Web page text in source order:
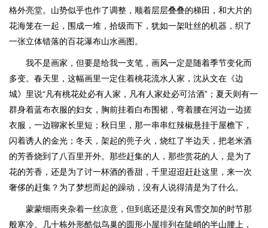
格外亮堂。山势似乎也作了调整，顺着层层叠叠的梯田，和大片的
花海笼在一起，围成一堆，拾级而下，犹如一架吐丝的机器，织了
一张立体错落的百花瀑布山水画图。
我不是画家，但要是给我一支笔，画风一定是随着季节变化而
多变。春天里，这幅画里一定住着桃花流水人家，沈从文在《边
城》里说“凡有桃花处必有人家，凡有人家处必可沽酒”；夏天则有一
群身着蓝布衣服的妇女，胸前挂着白布围裙，弯着腰在河边一边搓
衣服，一边聊家长里短；秋日里，那一串串红辣椒悬挂于屋檐下，
闪着诱人的金光；冬天，架起的蔸子火，烧红了半边天，把老米酒
的芳香烧到了八百里开外。那些赶集的人，那些赏花的人，是为了
花的芳香，还是为了讨一杯酒的香甜，千里迢迢赶赴这里，来一次
奢侈的赶集？为了梦想而起的躁动，没有人说得清是为了什么。
蒙蒙细雨夹杂着一丝凉意，但到底还是没有风雪交加的时节那
般寒冷。几十栋外形酷似鸟巢的圆形小屋排列在陡峭的半山腰上，